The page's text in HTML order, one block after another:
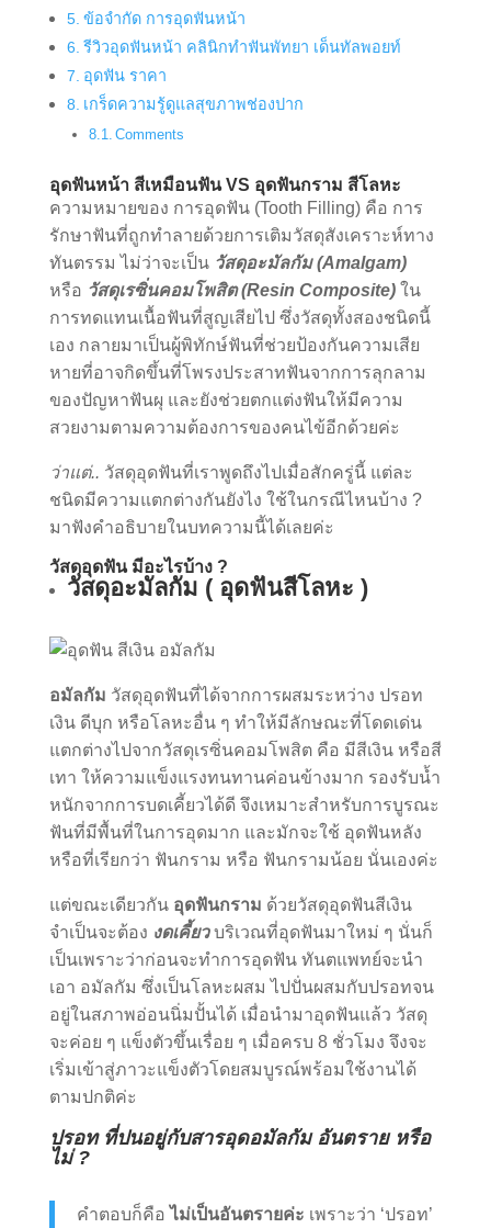
ข้อจำกัด การอุดฟันหน้า
รีวิวอุดฟันหน้า คลินิกทำฟันพัทยา เด็นทัลพอยท์
อุดฟัน ราคา
เกร็ดความรู้ดูแลสุขภาพช่องปาก
Comments
อุดฟันหน้า สีเหมือนฟัน VS อุดฟันกราม สีโลหะ
ความหมายของ การอุดฟัน (Tooth Filling) คือ การ
รักษาฟันที่ถูกทำลายด้วยการเติมวัสดุสังเคราะห์ทาง
ทันตรรม ไม่ว่าจะเป็น วัสดุอะมัลกัม (Amalgam)
หรือ วัสดุเรซิ่นคอมโพสิต (Resin Composite)ใน
การทดแทนเนื้อฟันที่สูญเสียไป ซึ่งวัสดุทั้งสองชนิดนี้
เอง กลายมาเป็นผู้พิทักษ์ฟันที่ช่วยป้องกันความเสีย
หายที่อาจกิดขึ้นที่โพรงประสาทฟันจากการลุกลาม
ของปัญหาฟันผุ และยังช่วยตกแต่งฟันให้มีความ
สวยงามตามความต้องการของคนไข้อีกด้วยค่ะ
ว่าแต่.. วัสดุอุดฟันที่เราพูดถึงไปเมื่อสักครู่นี้ แต่ละ
ชนิดมีความแตกต่างกันยังไง ใช้ในกรณีไหนบ้าง ?
มาฟังคำอธิบายในบทความนี้ได้เลยค่ะ
วัสดุอุดฟัน มีอะไรบ้าง ?
วัสดุอะมัลกัม ( อุดฟันสีโลหะ )
อมัลกัม วัสดุอุดฟันที่ได้จากการผสมระหว่าง ปรอท
เงิน ดีบุก หรือโลหะอื่น ๆ ทำให้มีลักษณะที่โดดเด่น
แตกต่างไปจากวัสดุเรซิ่นคอมโพสิต คือ มีสีเงิน หรือสี
เทา ให้ความแข็งแรงทนทานค่อนข้างมาก รองรับน้ำ
หนักจากการบดเคี้ยวได้ดี จึงเหมาะสำหรับการบูรณะ
ฟันที่มีพื้นที่ในการอุดมาก และมักจะใช้ อุดฟันหลัง
หรือที่เรียกว่า ฟันกราม หรือ ฟันกรามน้อย นั่นเองค่ะ
แต่ขณะเดียวกัน อุดฟันกราม ด้วยวัสดุอุดฟันสีเงิน
จำเป็นจะต้อง งดเคี้ยวบริเวณที่อุดฟันมาใหม่ ๆ นั่นก็
เป็นเพราะว่าก่อนจะทำการอุดฟัน ทันตแพทย์จะนำ
เอา อมัลกัม ซึ่งเป็นโลหะผสม ไปปั่นผสมกับปรอทจน
อยู่ในสภาพอ่อนนิ่มปั้นได้ เมื่อนำมาอุดฟันแล้ว วัสดุ
จะค่อย ๆ แข็งตัวขึ้นเรื่อย ๆ เมื่อครบ 8 ชั่วโมง จึงจะ
เริ่มเข้าสู่ภาวะแข็งตัวโดยสมบูรณ์พร้อมใช้งานได้
ตามปกติค่ะ
ปรอท ที่ปนอยู่กับสารอุดอมัลกัม อันตราย หรือ
ไม่ ?
คำตอบก็คือไม่เป็นอันตรายค่ะ เพราะว่า ‘ปรอท’